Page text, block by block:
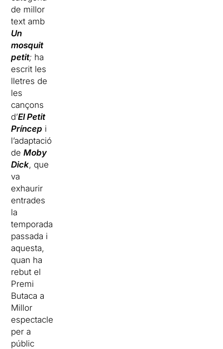
de millor
text amb
Un
mosquit
petit; ha
escrit les
lletres de
les
cançons
d’El Petit
Príncep i
l’adaptació
deMoby
Dick, que
va
exhaurir
entrades
la
temporada
passada i
aquesta,
quan ha
rebut el
Premi
Butaca a
Millor
espectacle
per a
públic